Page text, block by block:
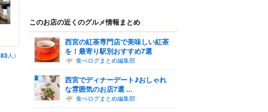
83人）
このお店の近くのグルメ情報まとめ
西宮の紅茶専門店で美味しい紅茶
を！最寄り駅別おすすめ7選
食べログまとめ編集部
西宮でディナーデート♪おしゃれ
な雰囲気のお店7選 ...
食べログまとめ編集部